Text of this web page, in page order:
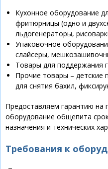
Кухонное оборудование
фритюрницы (одно и
льдогенераторы,
Упаковочное
слайсеры,
Товары для поддержания
Прочие товары – детские
для снятия бахил,
Предоставляем гарантию на
оборудование общепита
назначения и технических
Требования к